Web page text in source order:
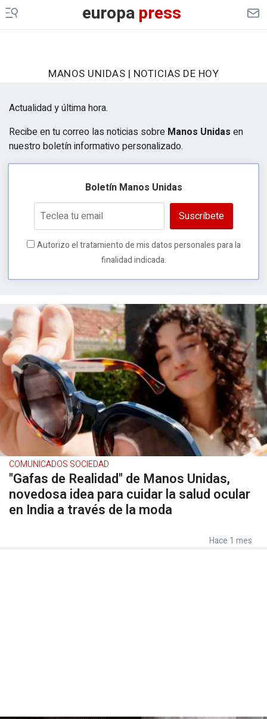
europapress
MANOS UNIDAS | NOTICIAS DE HOY
Actualidad y última hora.
Recibe en tu correo las noticias sobre Manos Unidas en
nuestro boletín informativo personalizado.
Boletín Manos Unidas
Suscríbete
Autorizo el tratamiento de mis datos personales para la
finalidad indicada.
COMUNICADOS SOCIEDAD
"Gafas de Realidad" de Manos Unidas,
novedosa idea para cuidar la salud ocular
en India a través de la moda
Hace 1 mes